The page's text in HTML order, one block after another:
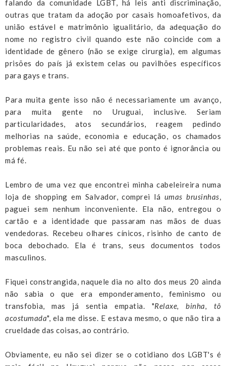
falando da comunidade LGBT, há leis anti discriminação,
outras que tratam da adoção por casais homoafetivos, da
união estável e matrimônio igualitário, da adequação do
nome no registro civil quando este não coincide com a
identidade de gênero (não se exige cirurgia), em algumas
prisões do país já existem celas ou pavilhões específicos
para gays e trans.
Para muita gente isso não é necessariamente um avanço,
para muita gente no Uruguai, inclusive. Seriam
particularidades, atos secundários, reagem pedindo
melhorias na saúde, economia e educação, os chamados
problemas reais. Eu não sei até que ponto é ignorância ou
má fé.
Lembro de uma vez que encontrei minha cabeleireira numa
loja de shopping em Salvador, comprei lá umas brusinhas,
paguei sem nenhum inconveniente. Ela não, entregou o
cartão e a identidade que passaram nas mãos de duas
vendedoras. Recebeu olhares cínicos, risinho de canto de
boca debochado. Ela é trans, seus documentos todos
masculinos.
Fiquei constrangida, naquele dia no alto dos meus 20 ainda
não sabia o que era emponderamento, feminismo ou
transfobia, mas já sentia empatia. "Relaxe, binha, tô
acostumada", ela me disse. E estava mesmo, o que não tira a
crueldade das coisas, ao contrário.
Obviamente, eu não sei dizer se o cotidiano dos LGBT's é